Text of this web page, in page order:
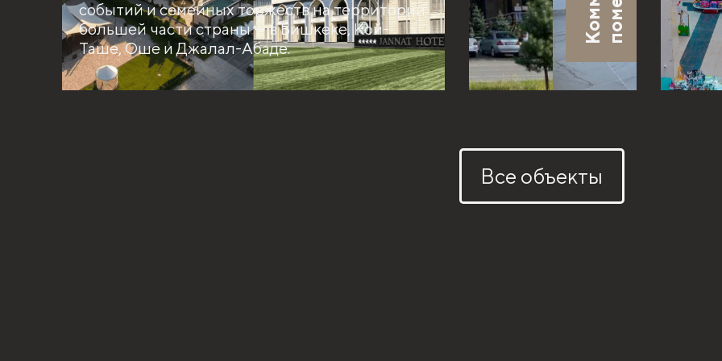
событий и семейных торжеств на территории
большей части страны — в Бишкеке, Кой-
Таше, Оше и Джалал-Абаде.
Все объекты